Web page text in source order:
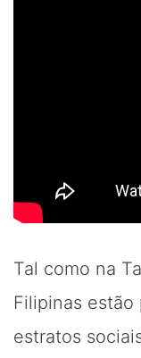
Tal como na
Filipinas
estratos